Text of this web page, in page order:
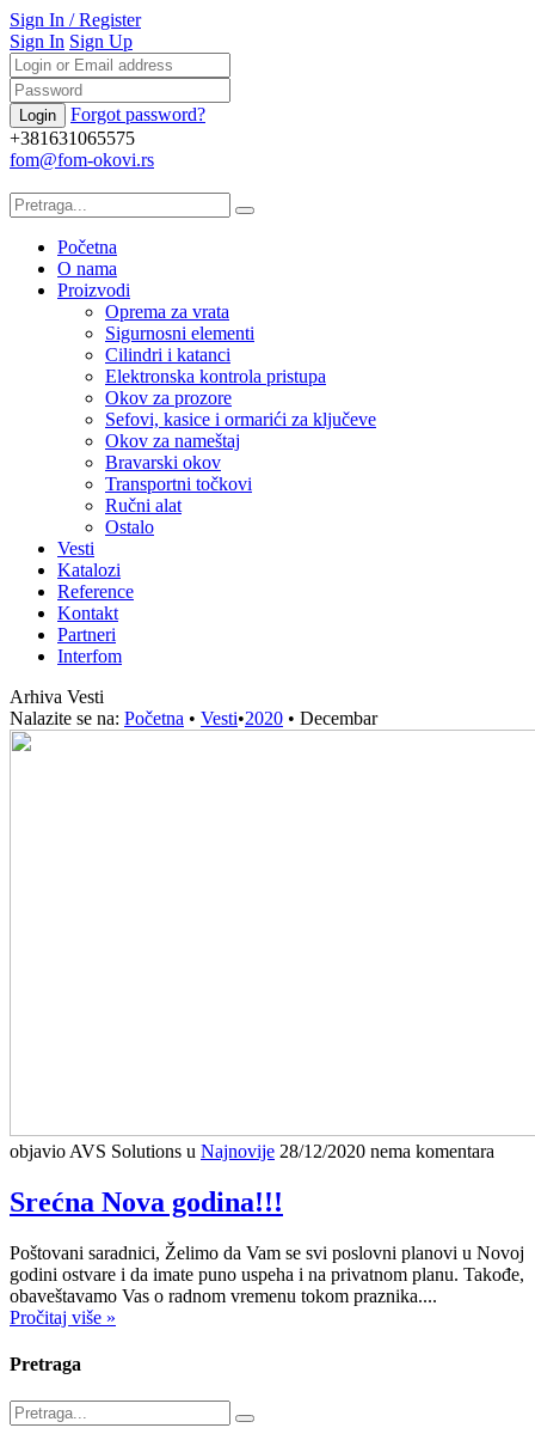
Sign In / Register
Sign In Sign Up
Forgot password?
+381631065575
fom@fom-okovi.rs
Početna
O nama
Proizvodi
Oprema za vrata
Sigurnosni elementi
Cilindri i katanci
Elektronska kontrola pristupa
Okov za prozore
Sefovi, kasice i ormarići za ključeve
Okov za nameštaj
Bravarski okov
Transportni točkovi
Ručni alat
Ostalo
Vesti
Katalozi
Reference
Kontakt
Partneri
Interfom
Arhiva Vesti
Nalazite se na: Početna • Vesti•2020 • Decembar
objavio AVS Solutions u Najnovije 28/12/2020 nema komentara
Srećna Nova godina!!!
Poštovani saradnici, Želimo da Vam se svi poslovni planovi u Novoj
godini ostvare i da imate puno uspeha i na privatnom planu. Takođe,
obaveštavamo Vas o radnom vremenu tokom praznika....
Pročitaj više »
Pretraga